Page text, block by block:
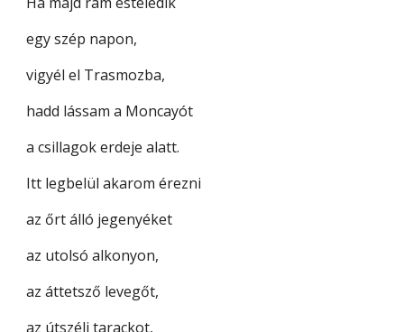
egy szép napon,
vigyél el Trasmozba,
hadd lássam a Moncayót
a csillagok erdeje alatt.
Itt legbelül akarom érezni
az őrt álló jegenyéket
az utolsó alkonyon,
az áttetsző levegőt,
az útszéli tarackot,